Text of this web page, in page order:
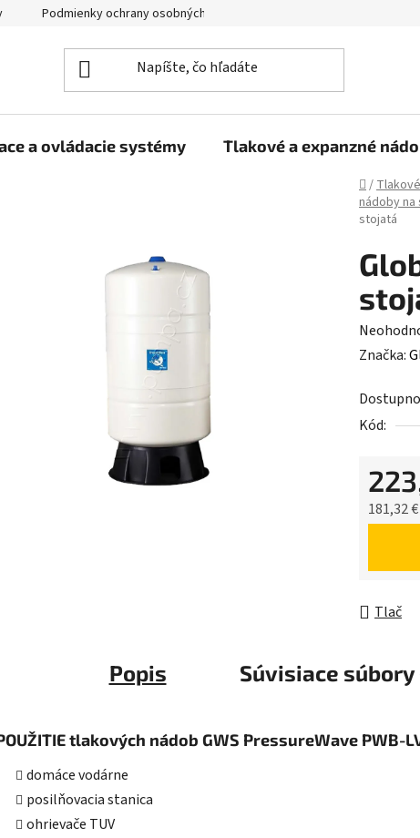
Podmienky ochrany osobných údajov
a ovládacie systémy Tlakové a expanzné
Domov
/
nádoby
stojatá
je
0,0
Značka:
Kód:
181,32
Tlač
Popis Súvisiace súbory
tlakových nádob GWS PressureWave PWB-
domáce vodárne
posilňovacia stanica
ohrievače TUV